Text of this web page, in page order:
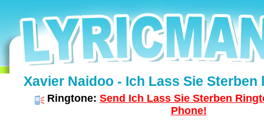
Xavier Naidoo - Ich Lass Sie Sterben
Ringtone: Send Ich Lass Sie Sterben
Phone!